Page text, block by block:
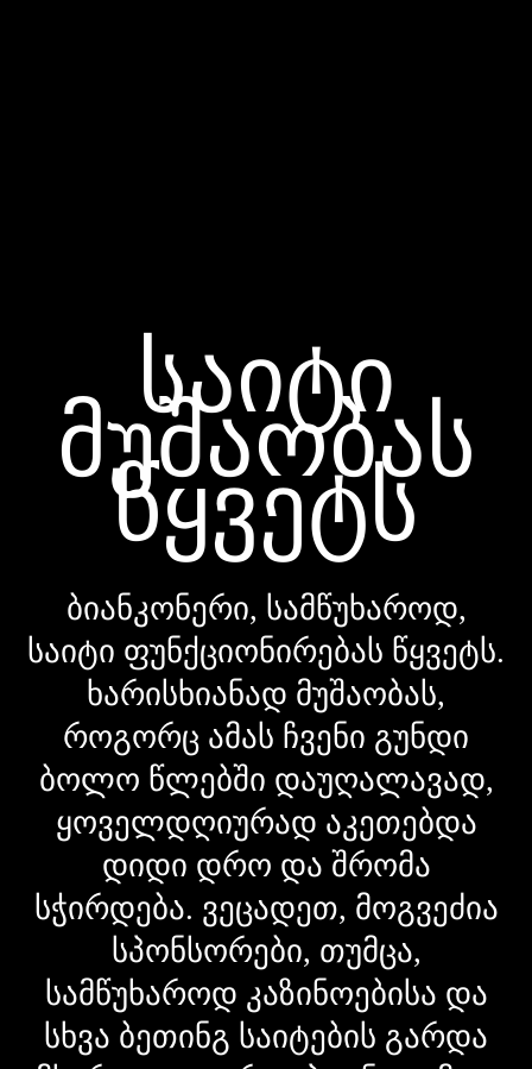
საიტი
მუშაობას
წყვეტს
ბიანკონერი, სამწუხაროდ,
საიტი ფუნქციონირებას წყვეტს.
ხარისხიანად მუშაობას,
როგორც ამას ჩვენი გუნდი
ბოლო წლებში დაუღალავად,
ყოველდღიურად აკეთებდა
დიდი დრო და შრომა
სჭირდება. ვეცადეთ, მოგვეძია
სპონსორები, თუმცა,
სამწუხაროდ კაზინოებისა და
სხვა ბეთინგ საიტების გარდა